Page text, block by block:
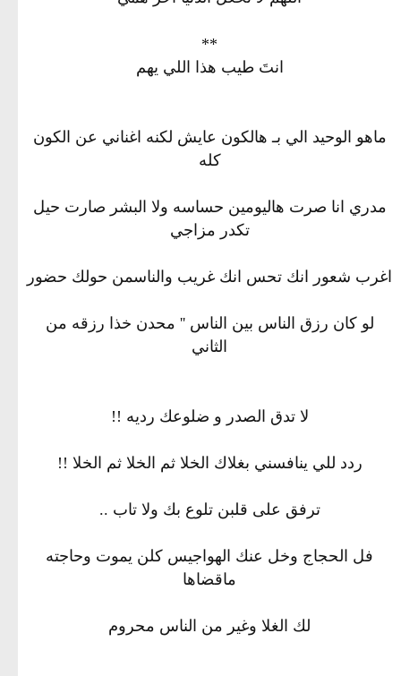
**
انتَ طيب هذا اللي يهم
ماهو الوحيد الي بـ هالكون عايش لكنه اغناني عن الكون
كله
مدري انا صرت هاليومين حساسه ولا البشر صارت حيل
تكدر مزاجي
اغرب شعور انك تحس انك غريب والناسمن حولك حضور
لو كان رزق الناس بين الناس '' محدن خذا رزقه من
الثاني
لا تدق الصدر و ضلوعك رديه !!
ردد للي ينافسني بغلاك الخلا ثم الخلا ثم الخلا !!
ترفق على قلبن تلوع بك ولا تاب ..
فل الحجاج وخل عنك الهواجيس كلن يموت وحاجته
ماقضاها
لك الغلا وغير من الناس محروم